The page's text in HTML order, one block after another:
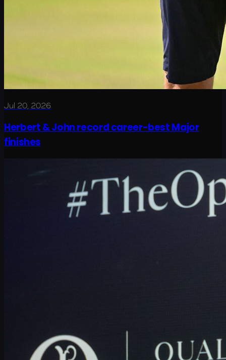
Jul 20, 2026
Herbert & John record career-best Major
finishes